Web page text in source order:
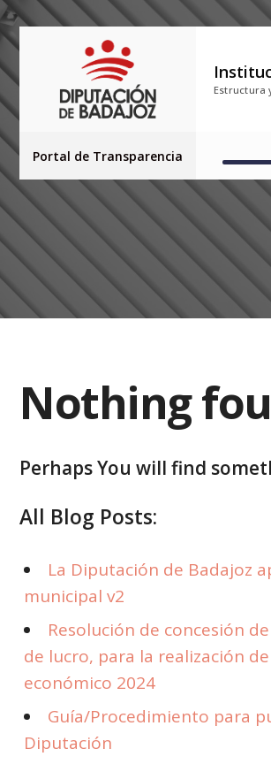
Estructura
Portal de Transparencia
Nothing
Perhaps You will find
All Blog Posts:
La Diputación de Badajoz
municipal v2
Resolución de concesión
de lucro, para la realización
económico 2024
Guía/Procedimiento para
Diputación